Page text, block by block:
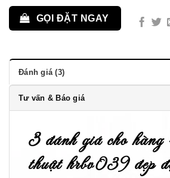
GỌI ĐẶT NGAY
Đánh giá (3)
Tư vấn & Báo giá
3 đánh giá chohàng
thuật hrbv039 đẹp